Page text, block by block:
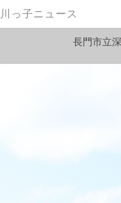
長門市立
っ子ニュース